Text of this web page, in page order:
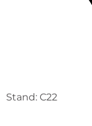
Stand: C22